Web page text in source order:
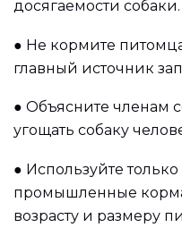
досягаемости собаки.
● Не кормите
главный источник
● Объясните членам
угощать собаку
● Используйте
промышленные
возрасту и размеру